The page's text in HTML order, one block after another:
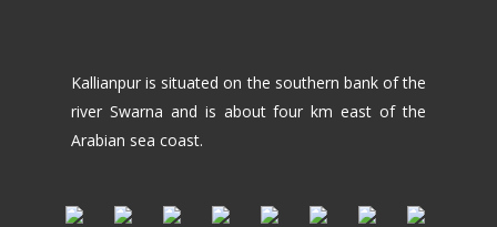
Kallianpur is situated on the southern bank of the
river Swarna and is about four km east of the
Arabian sea coast.